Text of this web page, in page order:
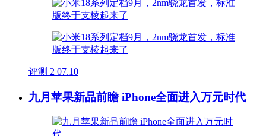
评测 2 07.10
九月苹果新品前瞻 iPhone全面进入万元时代